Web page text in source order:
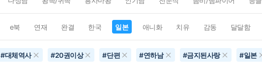
e북 연재 완결 한국 일본 애니화 치유 감동 달달함
#대체역사 #20권이상 #단편 #연하남 #금지된사랑 #일본